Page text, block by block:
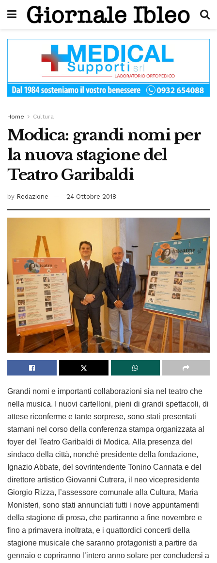
Home Cultura
Modica: grandi nomi per
la nuova stagione del
Teatro Garibaldi
by Redazione 24 Ottobre 2018
Grandi nomi e importanti collaborazioni sia nel teatro che
nella musica. I nuovi cartelloni, pieni di grandi spettacoli, di
attese riconferme e tante sorprese, sono stati presentati
stamani nel corso della conferenza stampa organizzata al
foyer del Teatro Garibaldi di Modica. Alla presenza del
sindaco della città, nonché presidente della fondazione,
Ignazio Abbate, del sovrintendente Tonino Cannata e del
direttore artistico Giovanni Cutrera, il neo vicepresidente
Giorgio Rizza, l’assessore comunale alla Cultura, Maria
Monisteri, sono stati annunciati tutti i nove appuntamenti
della stagione di prosa, che partiranno a fine novembre e
fino a primavera inoltrata, e i quattordici concerti della
stagione musicale che saranno protagonisti a partire da
gennaio e copriranno l’intero anno solare per concludersi a